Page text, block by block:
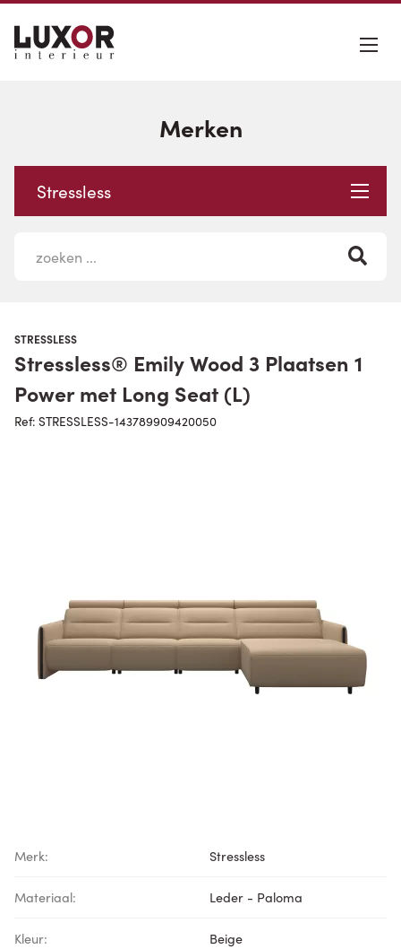
Merken
Stressless
STRESSLESS
Stressless® Emily Wood 3 Plaatsen 1
Power met Long Seat (L)
Ref: STRESSLESS-143789909420050
Merk: Stressless
Materiaal: Leder - Paloma
Kleur: Beige